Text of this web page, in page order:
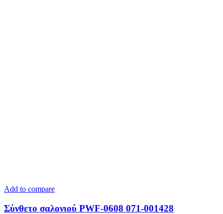
Add to compare
Σύνθετο σαλονιού PWF-0608 071-001428